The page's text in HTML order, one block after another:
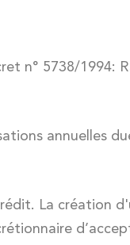
n° 5738/1994:
annuelles
La création